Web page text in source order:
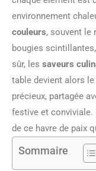
environnement
couleurs, souvent le
bougies
sûr, les saveurs
table devient alors
précieux, partagée
festive et conviviale.
de ce havre de paix
Sommaire